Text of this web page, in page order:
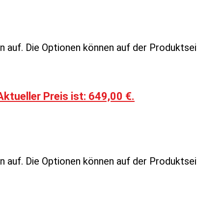
auf. Die Optionen können auf der
Preis ist: 649,00 €.
auf. Die Optionen können auf der